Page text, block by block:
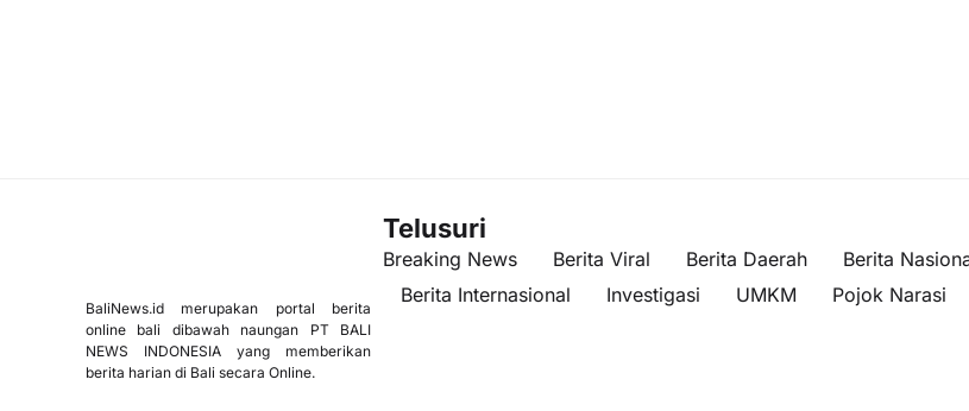
BaliNews.id merupakan portal berita
online bali dibawah naungan PT BALI
NEWS INDONESIA yang memberikan
berita harian di Bali secara Online.
Telusuri
Breaking News Berita Viral Berita Daerah
Berita
Berita Internasional
Investigasi UMKM Pojok Narasi